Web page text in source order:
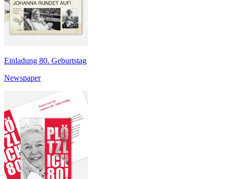
Einladung 80. Geburtstag
Newspaper